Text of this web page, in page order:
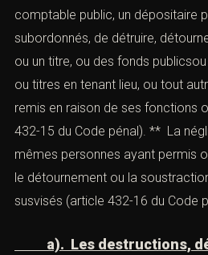
: 1). — De l’état de cessation
dommage causé aux créanciers
II). — Le détournement
(Détournement et
A). — Le
agents publics
** Le fait, par une personne